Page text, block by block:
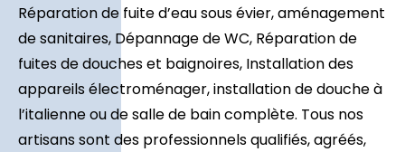
Réparation de fuite d’eau sous évier, aménagement
de sanitaires, Dépannage de WC, Réparation de
fuites de douches et baignoires, Installation des
appareils électroménager, installation de douche à
l’italienne ou de salle de bain complète. Tous nos
artisans sont des professionnels qualifiés, agréés,